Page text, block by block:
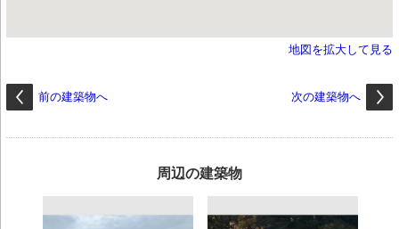
地図を拡大して見る
前の建築物へ 次の建築物へ
周辺の建築物